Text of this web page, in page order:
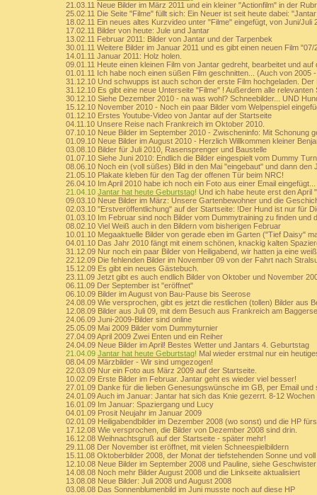
21.03.11 Neue Bilder im März 2011 und ein kleiner "Actionfilm" in der
25.02.11 Die Seite "Filme" füllt sich: Ein Neuer ist seit heute dabei:
18.02.11 Ein neues altes Kurzvideo unter "Filme" eingefügt, von Juni/Juli
17.02.11 Bilder von heute: Jule und Jantar
13.02.11 Februar 2011: Bilder von Jantar und der Tarpenbek
30.01.11 Weitere Bilder im Januar 2011 und es gibt einen neuen Film
14.01.11 Januar 2011: Holz holen.
09.01.11 Heute einen kleinen Film von Jantar gedreht, bearbeitet und
01.01.11 Ich habe noch einen süßen Film geschnitten... (Auch von 2005
31.12.10 Und schwupps ist auch schon der erste Film hochgeladen.
31.12.10 Es gibt eine neue Unterseite "Filme" ! Außerdem alle relevanten
30.12.10 Siehe Dezember 2010 - na was wohl? Schneebilder... UND
15.12.10 November 2010 - Noch ein paar Bilder vom Welpenspiel
01.12.10 Erstes Youtube-Video von Jantar auf der Startseite
04.11.10 Unsere Reise nach Frankreich im Oktober 2010.
07.10.10 Neue Bilder im September 2010 - Zwischeninfo: Mit Schonung
01.09.10 Neue Bilder im August 2010 - Herzlich Willkommen kleiner
03.08.10 Bilder für Juli 2010, Rasensprenger und Baustelle
01.07.10 Siehe Juni 2010: Endlich die Bilder eingespielt vom Dummy
08.06.10 Noch ein (voll süßes) Bild in den Mai "eingebaut" und dann den
21.05.10 Plakate kleben für den Tag der offenen Tür beim NRC!
26.04.10 Im April 2010 habe ich noch ein Foto aus einer Email
21.04.10 Jantar hat heute Geburtstag! Und ich habe heute erst den April
09.03.10 Neue Bilder im März: Unsere Gartenbewohner und die
02.03.10 "Erstveröffentlichung" auf der Startseite: !Der Hund ist nur für
01.03.10 Im Februar sind noch Bilder vom Dummytraining zu finden und
08.02.10 Viel Weiß auch in den Bildern vom bisherigen Februar
10.01.10 Megaaktuelle Bilder von gerade eben im Garten ("Tief Daisy"
04.01.10 Das Jahr 2010 fängt mit einem schönen, knackig kalten
31.12.09 Nur noch ein paar Bilder von Heiligabend, wir hatten ja eine
22.12.09 Die fehlenden Bilder im November 09 von der Fahrt nach
15.12.09 Es gibt ein neues Gästebuch.
23.11.09 Jetzt gibt es auch endlich Bilder von Oktober und November
06.11.09 Der September ist "eröffnet"
06.10.09 Bilder im August von Bau-Pause bis Seerose
24.08.09 Wie versprochen, gibt es jetzt die restlichen (tollen) Bilder aus
12.08.09 Bilder aus Juli 09, mit dem Besuch aus Frankreich am
24.06.09 Juni-2009-Bilder sind online
25.05.09 Mai 2009 Bilder vom Dummyturnier
27.04.09 April 2009 Zwei Enten und ein Reiher
24.04.09 Neue Bilder im April! Bestes Wetter und Jantars 4. Geburtstag
21.04.09 Jantar hat heute Geburtstag! Mal wieder erstmal nur ein
08.04.09 Märzbilder - Wir sind umgezogen!
22.03.09 Nur ein Foto aus März 2009 auf der Startseite.
10.02.09 Erste Bilder im Februar. Jantar geht es wieder viel besser!
27.01.09 Danke für die lieben Genesungswünsche im GB, per Email
24.01.09 Auch im Januar: Jantar hat sich das Knie gezerrt. 8-12 Wochen
16.01.09 Im Januar: Spaziergang und Lucy
04.01.09 Prosit Neujahr im Januar 2009
02.01.09 Heiligabendbilder im Dezember 2008 (wo sonst) und die HP
17.12.08 Wie versprochen, die Bilder von Dezember 2008 sind drin.
16.12.08 Weihnachtsgruß auf der Startseite - später mehr!
29.11.08 Der November ist eröffnet, mit vielen Schneespielbildern
15.11.08 Oktoberbilder 2008, der Monat der tiefstehenden Sonne und
12.10.08 Neue Bilder im September 2008 und Pauline, siehe
14.08.08 Noch mehr Bilder August 2008 und die Linkseite aktualisiert
13.08.08 Neue Bilder: Juli 2008 und August 2008
03.08.08 Das Sonnenblumenbild im Juni musste noch auf diese HP